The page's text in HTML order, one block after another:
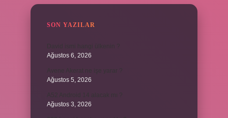
SON YAZILAR
Ağustos 6, 2026
Ağustos 5, 2026
Ağustos 3, 2026